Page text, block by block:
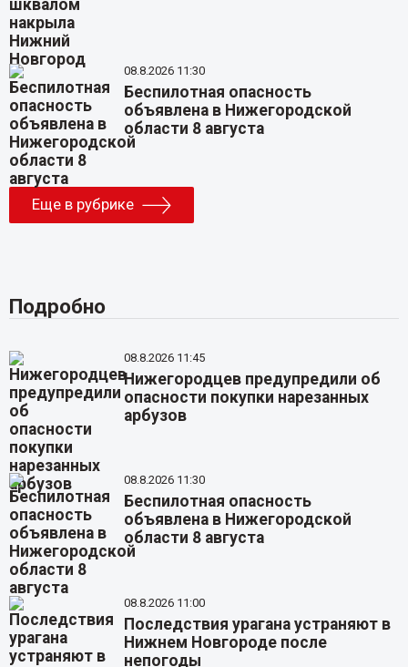
08.8.2026 11:30
Беспилотная опасность
объявлена в Нижегородской
области 8 августа
Еще в рубрике
Подробно
08.8.2026 11:45
Нижегородцев предупредили об
опасности покупки нарезанных
арбузов
08.8.2026 11:30
Беспилотная опасность
объявлена в Нижегородской
области 8 августа
08.8.2026 11:00
Последствия урагана устраняют в
Нижнем Новгороде после
непогоды